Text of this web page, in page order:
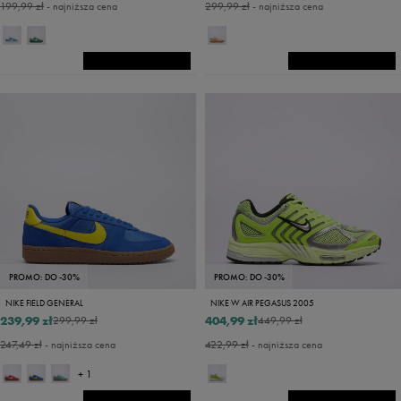
199,99 zł- najniższa cena 299,99 zł- najniższa cena
PROMO: DO -30%
NIKE FIELD GENERAL
299,99 zł
239,99 zł
247,49 zł- najniższa cena
+ 1
PROMO: DO -30%
NIKE W AIR PEGASUS 2005
449,99 zł
404,99 zł
422,99 zł- najniższa cena